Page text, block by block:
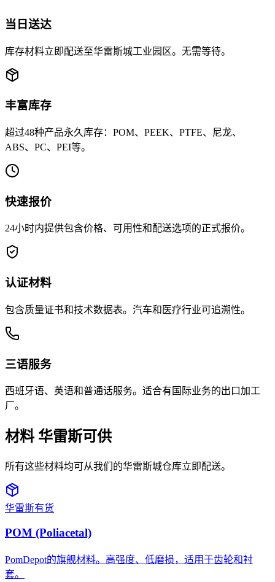
当日送达
库存材料立即配送至华雷斯城工业园区。无需等待。
丰富库存
超过48种产品永久库存：POM、PEEK、PTFE、尼龙、
ABS、PC、PEI等。
快速报价
24小时内提供包含价格、可用性和配送选项的正式报价。
认证材料
包含质量证书和技术数据表。汽车和医疗行业可追溯性。
三语服务
西班牙语、英语和普通话服务。适合有国际业务的出口加工
厂。
材料 华雷斯可供
所有这些材料均可从我们的华雷斯城仓库立即配送。
华雷斯有货
POM (Poliacetal)
PomDepot的旗舰材料。高强度、低磨损，适用于齿轮和衬
套。